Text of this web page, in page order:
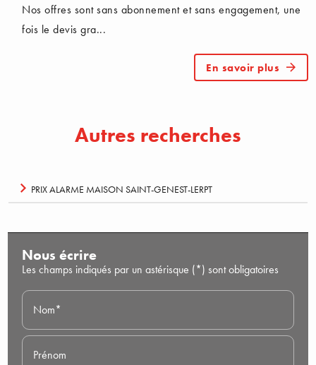
Nos offres sont sans abonnement et sans engagement, une
fois le devis gra...
En savoir plus
Autres recherches
PRIX ALARME MAISON SAINT-GENEST-LERPT
Nous écrire
Les champs indiqués par un astérisque (*) sont obligatoires
Nom*
Prénom